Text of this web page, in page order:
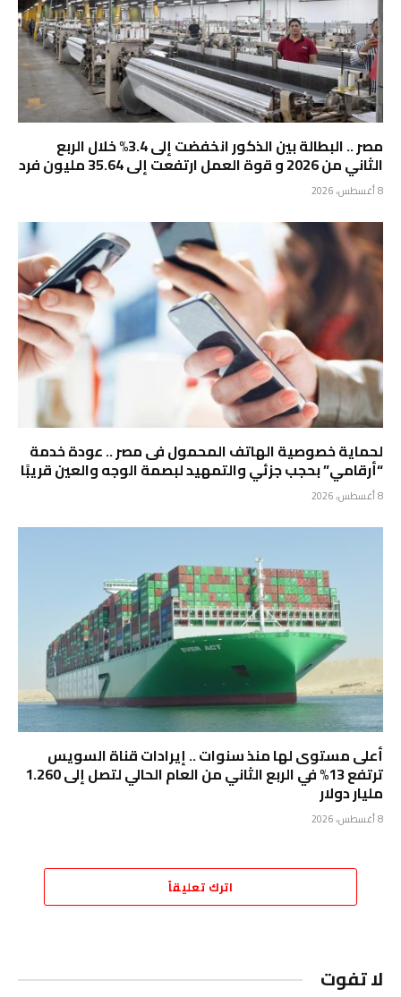
مصر .. البطالة بين الذكور انخفضت إلى 3.4% خلال الربع
الثاني من 2026 و قوة العمل ارتفعت إلى 35.64 مليون فرد
8 أغسطس، 2026
لحماية خصوصية الهاتف المحمول فى مصر .. عودة خدمة
“أرقامي” بحجب جزئي والتمهيد لبصمة الوجه والعين قريبًا
8 أغسطس، 2026
أعلى مستوى لها منذ سنوات .. إيرادات قناة السويس
ترتفع 13% في الربع الثاني من العام الحالي لتصل إلى 1.260
مليار دولار
8 أغسطس، 2026
اترك تعليقاً
لا تفوت